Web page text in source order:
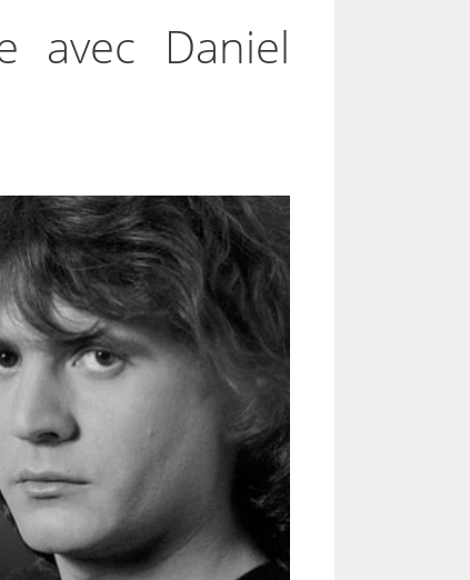
avec Daniel